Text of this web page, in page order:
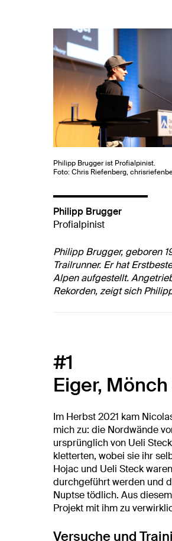
Philipp Brugger ist Profialpinist.
Foto: Chris Riefenberg,
Philipp Brugger
Profialpinist
Philipp Brugger, geboren
Trailrunner. Er hat
Alpen aufgestellt.
Rekorden, zeigt sich
#1
Eiger,
Im Herbst 2021 kam
mich zu: die Nordwände
ursprünglich von Ueli
kletterten, wobei sie ihr
Hojac und Ueli Steck
durchgeführt werden und
Nuptse tödlich. Aus
Projekt mit ihm zu
Versuche und